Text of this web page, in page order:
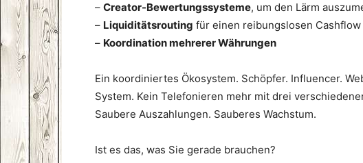
– Creator-Bewertungssysteme, um den Lärm
– Liquiditätsrouting für einen reibungslosen Cashflow
– Koordination mehrerer Währungen
Ein koordiniertes Ökosystem. Schöpfer. Influencer.
System. Kein Telefonieren mehr mit drei
Saubere Auszahlungen. Sauberes Wachstum.
Ist es das, was Sie gerade brauchen?